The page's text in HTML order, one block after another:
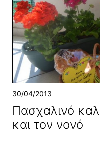
30/04/2013
Πασχαλινό
και τον νονό